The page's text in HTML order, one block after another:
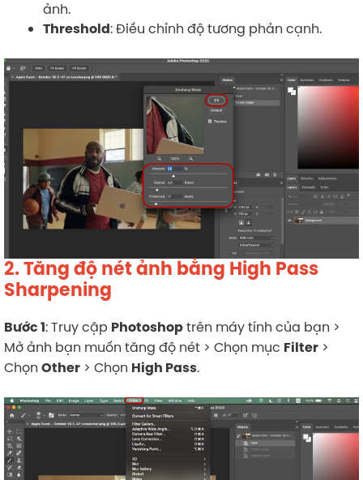
ảnh.
Threshold: Điều chỉnh độ tương phản cạnh.
2. Tăng độ nét ảnh bằng High Pass
Sharpening
Bước 1: Truy cập Photoshoptrên máy tính của bạn >
Mở ảnh bạn muốn tăng độ nét > Chọn mục Filter >
Chọn Other > Chọn High Pass.